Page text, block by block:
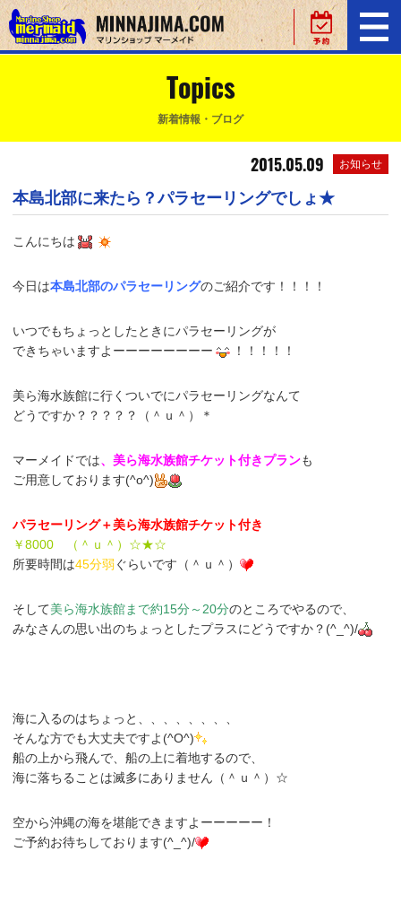
Topics
新着情報・ブログ
2015.05.09 お知らせ
本島北部に来たら？パラセーリングでしょ★
こんにちは
今日は本島北部のパラセーリングのご紹介です！！！！
いつでもちょっとしたときにパラセーリングが
できちゃいますよーーーーーーーー
！！！！！
美ら海水族館に行くついでにパラセーリングなんて
どうですか？？？？？（＾ｕ＾）＊
マーメイドでは、美ら海水族館チケット付きプランも
ご用意しております(^o^)
パラセーリング＋美ら海水族館チケット付き
￥8000 （＾ｕ＾）☆★☆
所要時間は45分弱ぐらいです（＾ｕ＾）
そして美ら海水族館まで約15分～20分のところでやるので、
みなさんの思い出のちょっとしたプラスにどうですか？(^_^)/
海に入るのはちょっと、、、、、、、、
そんな方でも大丈夫ですよ(^O^)
船の上から飛んで、船の上に着地するので、
海に落ちることは滅多にありません（＾ｕ＾）☆
空から沖縄の海を堪能できますよーーーーー！
ご予約お待ちしております(^_^)/